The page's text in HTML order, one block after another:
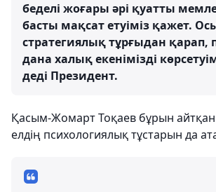
беделі жоғары әрі қуатты
басты мақсат етуіміз қажет.
стратегиялық тұрғыдан қарап,
дана халық екенімізді
деді Президент.
Қасым-Жомарт Тоқаев бұрын
елдің психологиялық тұстарын да